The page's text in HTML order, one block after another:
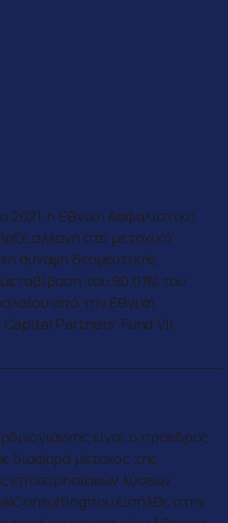
2021, η Εθνική Ασφαλιστική
αλλαγή στο μετοχικό
σύναψη δεσμευτικής
του 90,01% του
από την Εθνική
Partners’ Fund VII.
είναι ο πρόεδρος
διαφορά μέτοχος της
επιχειρησιακών λύσεων
εισήλθε στην